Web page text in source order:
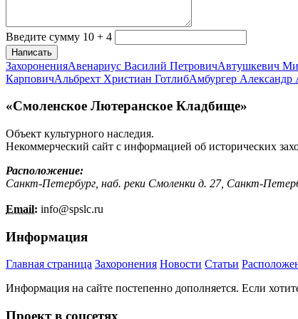
Введите сумму 10 + 4
Написать
ЗахороненияАвенариус Василий ПетровичАвтушкевич
КарповичАльбрехт Христиан ГотлибАмбургер Александр
«Смоленское Лютеранское Кладбище»
Объект культурного наследия.
Некоммерческий сайт с информацией об исторических
Расположение:
Санкт-Петербург, наб. реки Смоленки д. 27, Санкт-
Email: info@spslc.ru
Информация
Главная страница Захоронения Новости Статьи
Информация на сайте постепенно дополняется. Если
Проект в соцсетях